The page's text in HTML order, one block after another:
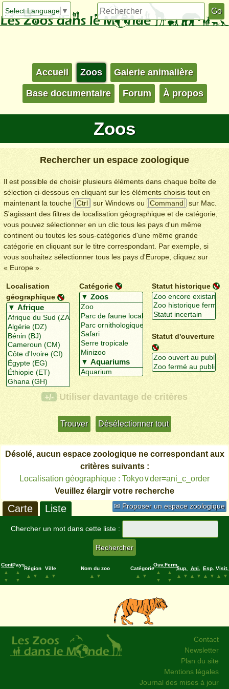
Select Language ▼
Accueil Zoos Galerie animalière
Base documentaire Forum À propos
Zoos
Rechercher un espace zoologique
Il est possible de choisir plusieurs éléments dans chaque boîte de
sélection ci-dessous en cliquant sur les éléments choisis tout en
maintenant la touche
Ctrl sur Windows ou Command
sur Mac.
S'agissant des filtres de localisation géographique et de catégorie,
vous pouvez sélectionner en un clic tous les pays d'un même
continent ou toutes les sous-catégories d'une même grande
catégorie en cliquant sur le titre correspondant. Par exemple, si
vous souhaitez sélectionner tous les pays d'Europe, cliquez sur
« Europe ».
Localisation
géographique
Catégorie Statut historique
Statut d'ouverture
+/- Utiliser davantage de critères
Désolé, aucun espace zoologique ne correspondant aux
critères suivants :
Localisation géographique : Tokyo∨der=ani_c_order
Veuillez élargir votre recherche
✉ Proposer un espace zoologique
Carte Liste
Chercher un mot dans cette liste :
Cont.
▲
▼
Pays
▲
▼
Région
▲
▼
Ville
▲
▼
Nom du zoo
▲
▼
Catégorie
▲
▼
Ouv.
▲
▼
Ferm.
▲
▼
Sup.
▲
▼
Ani.
▲
▼
Esp.
▲
▼
Visit.
▲
▼
Contact
Newsletter
Plan du site
Mentions légales
Journal des mises à jour